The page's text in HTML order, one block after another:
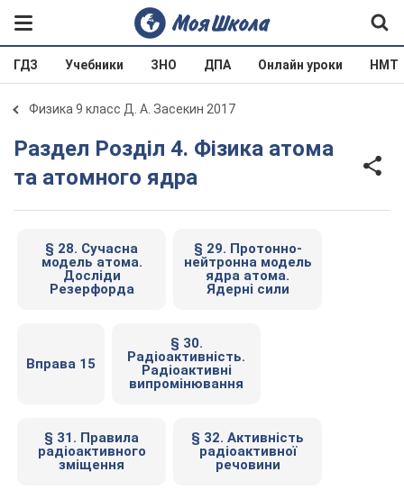
ГДЗ Учебники ЗНО ДПА Онлайн уроки НМТ
Физика 9 класс Д. А. Засекин 2017
Раздел Розділ 4. Фізика атома
та атомного ядра
§ 28. Сучасна
модель атома.
Досліди
Резерфорда
§ 29. Протонно-
нейтронна модель
ядра атома.
Ядерні сили
Вправа 15
§ 30.
Радіоактивність.
Радіоактивні
випромінювання
§ 31. Правила
радіоактивного
зміщення
§ 32. Активність
радіоактивної
речовини